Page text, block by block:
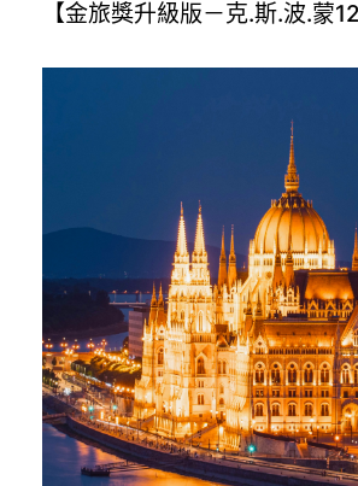
【金旅獎升級版－克.斯.波.蒙12